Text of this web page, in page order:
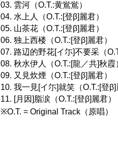
03. 雲河（O.T.:黄鴬鴬）
04. 水上人（O.T.:[登β]麗君）
05. 山茶花（O.T.:[登β]麗君）
06. 独上西楼（O.T.:[登β]麗君）
07. 路辺的野花[イ尓]不要采（
08. 秋水伊人（O.T.:[龍／共]秋霞
09. 又見炊煙（O.T.:[登β]麗君）
10. 我一見[イ尓]就笑（O.T.:[登
11. [月因]脂涙（O.T.:[登β]麗君）
※O.T. = Original Track（原唱）